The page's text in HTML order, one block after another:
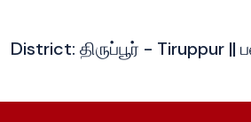
District: திருப்பூர் - Tiruppur